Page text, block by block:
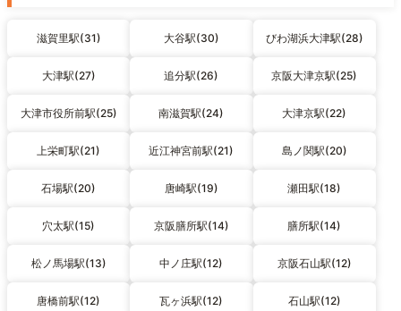
滋賀里駅(31) 大谷駅(30) びわ湖浜大津駅(28)
大津駅(27) 追分駅(26) 京阪大津京駅(25)
大津市役所前駅(25) 南滋賀駅(24) 大津京駅(22)
上栄町駅(21) 近江神宮前駅(21) 島ノ関駅(20)
石場駅(20) 唐崎駅(19) 瀬田駅(18)
穴太駅(15) 京阪膳所駅(14) 膳所駅(14)
松ノ馬場駅(13) 中ノ庄駅(12) 京阪石山駅(12)
唐橋前駅(12) 瓦ヶ浜駅(12) 石山駅(12)